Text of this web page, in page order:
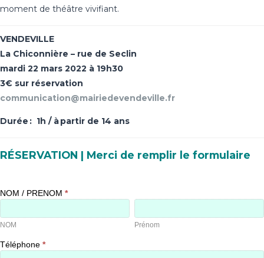
moment de théâtre vivifiant.
VENDEVILLE
La Chiconnière – rue de Seclin
mardi 22 mars 2022 à 19h30
3€ sur réservation
communication@mairiedevendeville.fr
Durée : 1h / à partir de 14 ans
RÉSERVATION | Merci de remplir le formulaire
Les
Belles
Sorties
|
Réservation
NOM / PRENOM *
NOM
NOM
Prénom
Prénom
Téléphone *